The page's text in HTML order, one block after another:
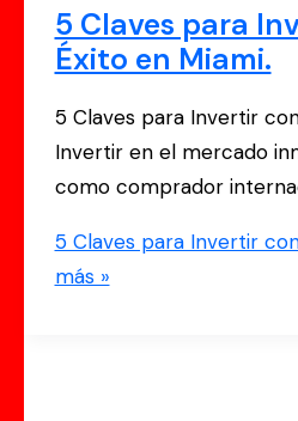
5 Claves para
Éxito en Miami.
5 Claves para Invertir
Invertir en el mercado
como comprador
5 Claves para Invertir
más »